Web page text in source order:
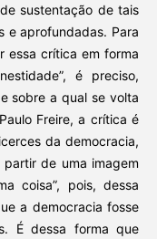
sustentação de tais
e aprofundadas. Para
essa crítica em forma
é preciso,
sobre a qual se volta
Freire, a crítica é
da democracia,
de uma imagem
coisa”, pois, dessa
a democracia fosse
É dessa forma que